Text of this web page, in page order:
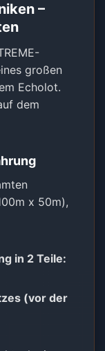
–
großen
Echolot.
dem
x 50m),
in 2 Teile:
(vor der